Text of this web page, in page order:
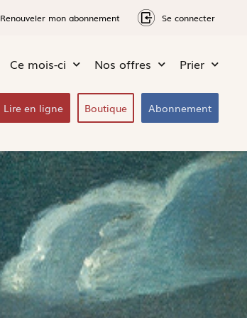
Renouveler mon abonnement Se connecter
Ce mois-ci Nos offres Prier
Lire en ligne Boutique Abonnement